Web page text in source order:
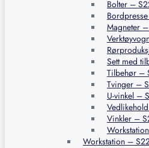
Bolter –
Magneter
Sett med
Tilbehør –
Tvinger –
U-vinkel –
Vinkler –
Workstation –